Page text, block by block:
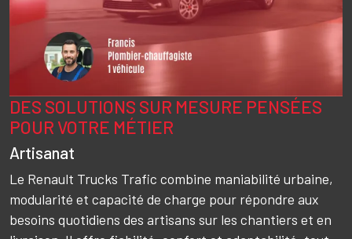
Texte
DES SOLUTIONS SUR MESURE PENSÉES
POUR VOTRE MÉTIER
Artisanat
Le Renault Trucks Trafic combine maniabilité urbaine,
modularité et capacité de charge pour répondre aux
besoins quotidiens des artisans sur les chantiers et en